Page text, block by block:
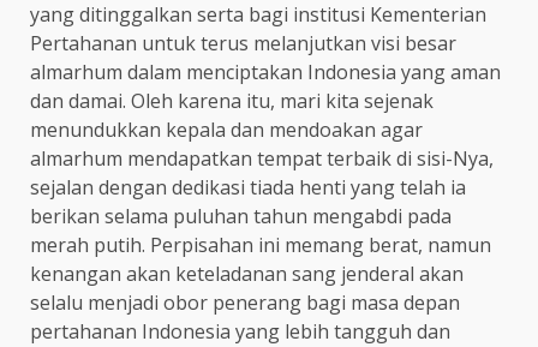
yang ditinggalkan serta bagi institusi Kementerian
Pertahanan untuk terus melanjutkan visi besar
almarhum dalam menciptakan Indonesia yang aman
dan damai. Oleh karena itu, mari kita sejenak
menundukkan kepala dan mendoakan agar
almarhum mendapatkan tempat terbaik di sisi-Nya,
sejalan dengan dedikasi tiada henti yang telah ia
berikan selama puluhan tahun mengabdi pada
merah putih. Perpisahan ini memang berat, namun
kenangan akan keteladanan sang jenderal akan
selalu menjadi obor penerang bagi masa depan
pertahanan Indonesia yang lebih tangguh dan